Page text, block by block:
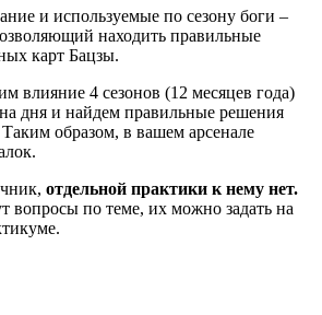
и используемые по сезону боги –
находить правильные
карт Бацзы.
влияние 4 сезонов (12 месяцев года)
дня и найдем правильные решения
образом, в вашем арсенале
отдельной практики к нему нет.
вопросы по теме, их можно задать на